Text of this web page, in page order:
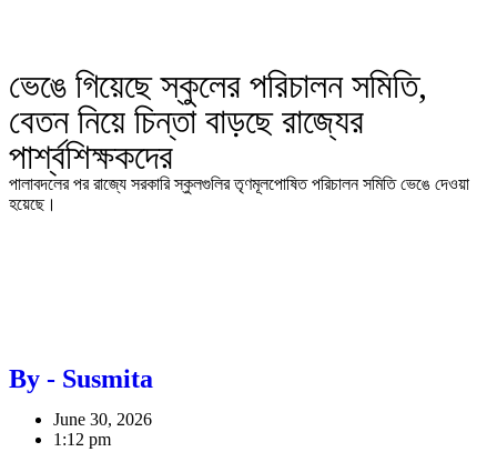
ভেঙে গিয়েছে স্কুলের পরিচালন সমিতি,
বেতন নিয়ে চিন্তা বাড়ছে রাজ্যের
পার্শ্বশিক্ষকদের
পালাবদলের পর রাজ্যে সরকারি স্কুলগুলির তৃণমূলপোষিত পরিচালন সমিতি ভেঙে দেওয়া
হয়েছে।
By - Susmita
June 30, 2026
1:12 pm